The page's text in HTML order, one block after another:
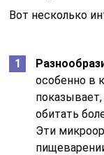
Вот несколько
особенно в
обитать
Эти